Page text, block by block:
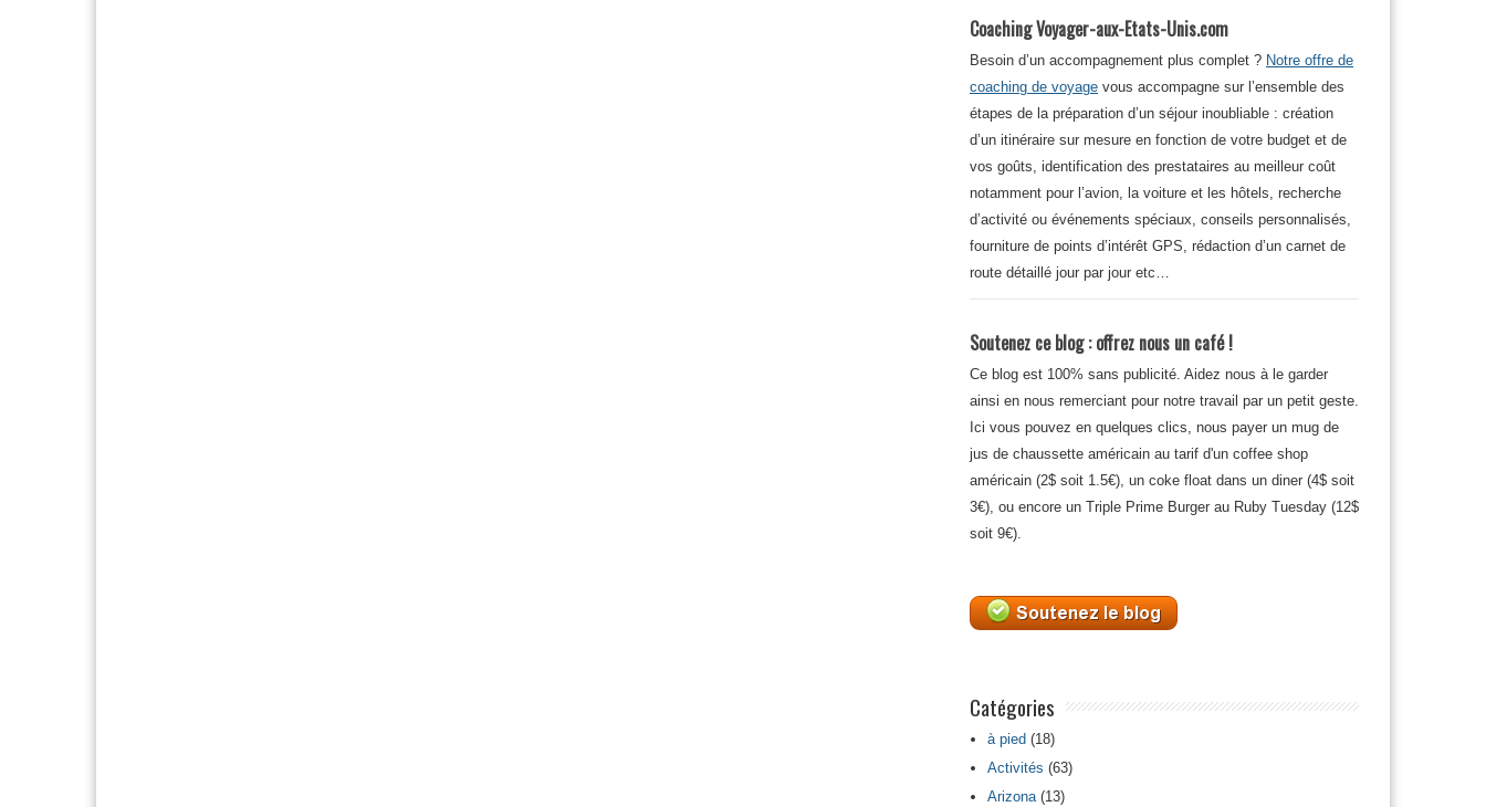
Coaching Voyager-aux-Etats-Unis.com
Besoin d’un accompagnement plus complet ? Notre offre de
coaching de voyage vous accompagne sur l’ensemble des
étapes de la préparation d’un séjour inoubliable : création
d’un itinéraire sur mesure en fonction de votre budget et de
vos goûts, identification des prestataires au meilleur coût
notamment pour l’avion, la voiture et les hôtels, recherche
d’activité ou événements spéciaux, conseils personnalisés,
fourniture de points d’intérêt GPS, rédaction d’un carnet de
route détaillé jour par jour etc…
Soutenez ce blog : offrez nous un café !
Ce blog est 100% sans publicité. Aidez nous à le garder
ainsi en nous remerciant pour notre travail par un petit geste.
Ici vous pouvez en quelques clics, nous payer un mug de
jus de chaussette américain au tarif d'un coffee shop
américain (2$ soit 1.5€), un coke float dans un diner (4$ soit
3€), ou encore un Triple Prime Burger au Ruby Tuesday (12$
soit 9€).
Catégories
à pied (18)
Activités (63)
Arizona(13)